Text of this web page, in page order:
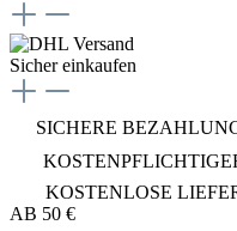
Sicher einkaufen
SICHERE
KOSTENLOSE
AB 50 €